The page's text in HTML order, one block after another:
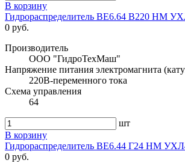
В корзину
Гидрораспределитель ВЕ6.64 В220 НМ
0 руб.
Производитель
ООО "ГидроТехМаш"
Напряжение питания электромагнита
220В-переменного тока
Схема управления
64
шт
В корзину
Гидрораспределитель ВЕ6.44 Г24 НМ
0 руб.